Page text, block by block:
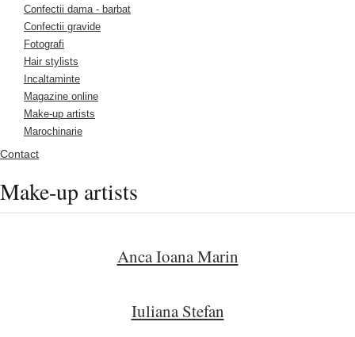
Confectii dama - barbat
Confectii gravide
Fotografi
Hair stylists
Incaltaminte
Magazine online
Make-up artists
Marochinarie
Contact
Make-up artists
Anca Ioana Marin
Iuliana Stefan